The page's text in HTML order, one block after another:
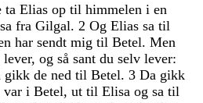
ta Elias op til himmelen i en
fra Gilgal. 2 Og Elias sa til
har sendt mig til Betel. Men
lever, og så sant du selv lever:
gikk de ned til Betel. 3 Da gikk
var i Betel, ut til Elisa og sa til